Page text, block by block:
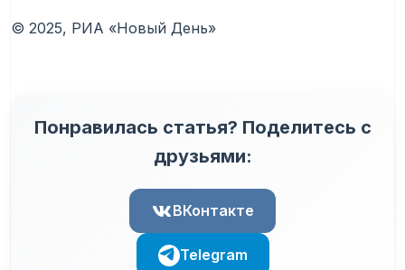
© 2025, РИА «Новый День»
Понравилась статья? Поделитесь с
друзьями:
ВКонтакте
Telegram